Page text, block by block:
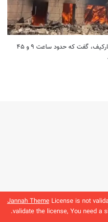
Jannah ThemeLicense is not
validate the license, You need a
ولودیمیر تیموشکو، رئیس پلیس منطقه خارکیف، گفت که حدود ساعت ۹ و ۴۵